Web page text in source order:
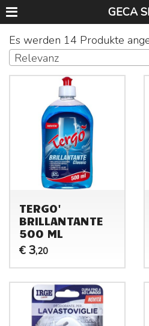
GECA
Es werden 14 Produkte
Relevanz
TERGO'
BRILLANTANTE
500 ML
€ 3,20